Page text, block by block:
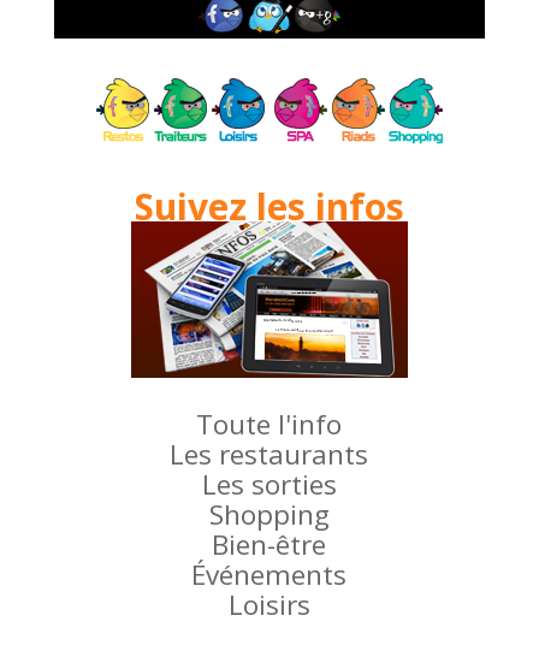
Suivez les infos
Toute l'info
Les restaurants
Les sorties
Shopping
Bien-être
Événements
Loisirs